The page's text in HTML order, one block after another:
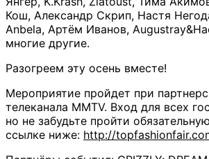
Кош, Александр Скрип, Настя
Anbela, Артём Иванов,
многие другие.
Разогреем эту осень вместе!
Мероприятие​ пройдет при
телеканала MMTV. Вход для всех
но не забудьте пройти
ссылке ниже: http://